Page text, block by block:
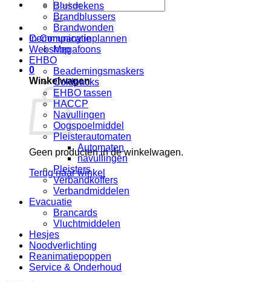
Zoeken
naar:
In-Company inplannen
Webshop
0
Winkelwagen
Geen producten in de winkelwagen.
Terug naar winkel
Blusdekens
Brandblussers
Brandwonden
Communicatie
Megafoons
EHBO
Beademingsmaskers
Coldpacks
EHBO tassen
HACCP
Navullingen
Oogspoelmiddel
Pleisterautomaten
Automaten
navullingen
Pleisters
Verbandkoffers
Verbandmiddelen
Evacuatie
Brancards
Vluchtmiddelen
Hesjes
Noodverlichting
Reanimatiepoppen
Service & Onderhoud